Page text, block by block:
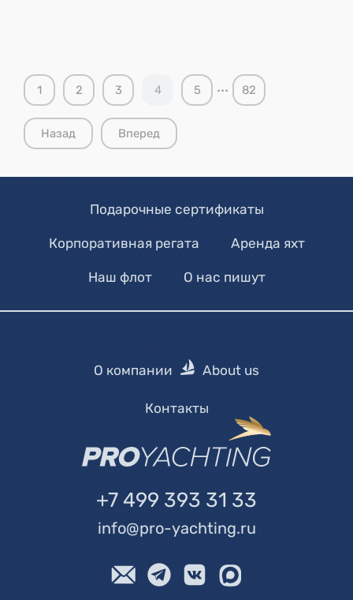
1 2 3 4 5 ... 82
Назад Вперед
Подарочные сертификаты
Корпоративная регата Аренда яхт
Наш флот О нас пишут
О компании About us
Контакты
+7 499 393 31 33
info@pro-yachting.ru